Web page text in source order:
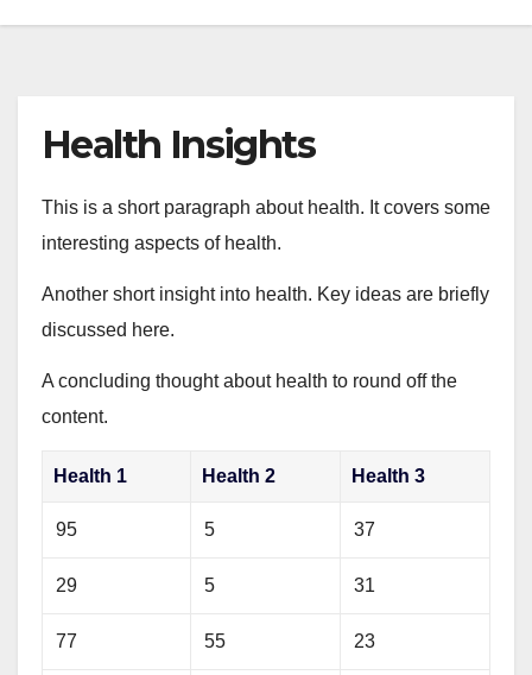
Health Insights
This is a short paragraph about health. It covers some
interesting aspects of health.
Another short insight into health. Key ideas are briefly
discussed here.
A concluding thought about health to round off the
content.
Health 1 Health 2 Health 3
95 5 37
29 5 31
77 55 23